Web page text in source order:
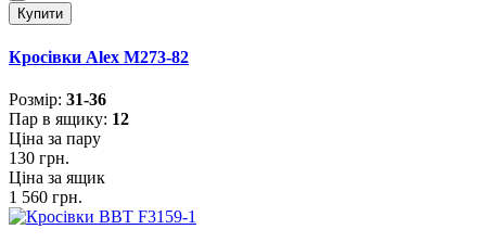
Купити
Кросівки Alex M273-82
Розмiр: 31-36
Пар в ящику: 12
Ціна за пару
130 грн.
Ціна за ящик
1 560 грн.